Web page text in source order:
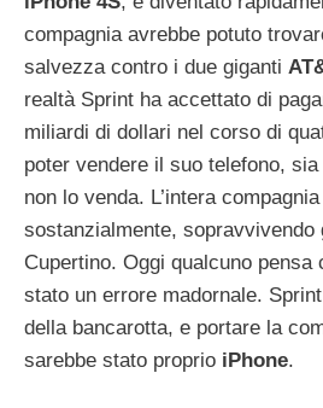
compagnia avrebbe potuto
salvezza contro i due giganti
realtà Sprint ha accettato di
miliardi di dollari nel corso di
poter vendere il suo telefono,
non lo venda. L’intera
sostanzialmente, sopravvivendo
Cupertino. Oggi qualcuno pensa
stato un errore madornale.
della bancarotta, e portare la
sarebbe stato proprio iPhone.